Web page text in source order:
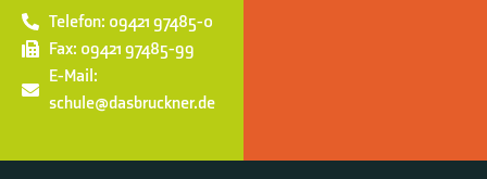
Telefon: 09421 97485-0
Fax: 09421 97485-99
E-Mail:
schule@dasbruckner.de